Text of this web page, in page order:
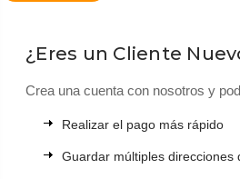
¿Eres un Cliente
Crea una cuenta con nosotros y
Realizar el pago más rápido
Guardar múltiples direcciones